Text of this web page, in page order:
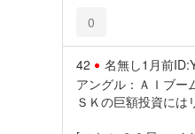
0
42 名無し1月前
アングル：ＡＩブー
ＳＫの巨額投資には